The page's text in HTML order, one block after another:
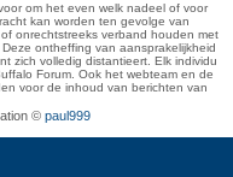
om het even welk nadeel of voor
kan worden ten gevolge van
onrechtstreeks verband houden met
ontheffing van aansprakelijkheid
zich volledig distantieert. Elk individu
Forum. Ook het webteam en de
voor de inhoud van berichten van
© paul999